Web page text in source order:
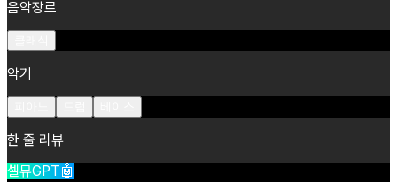
음악장르
악기
한 줄 리뷰
셀뮤GPT🤖